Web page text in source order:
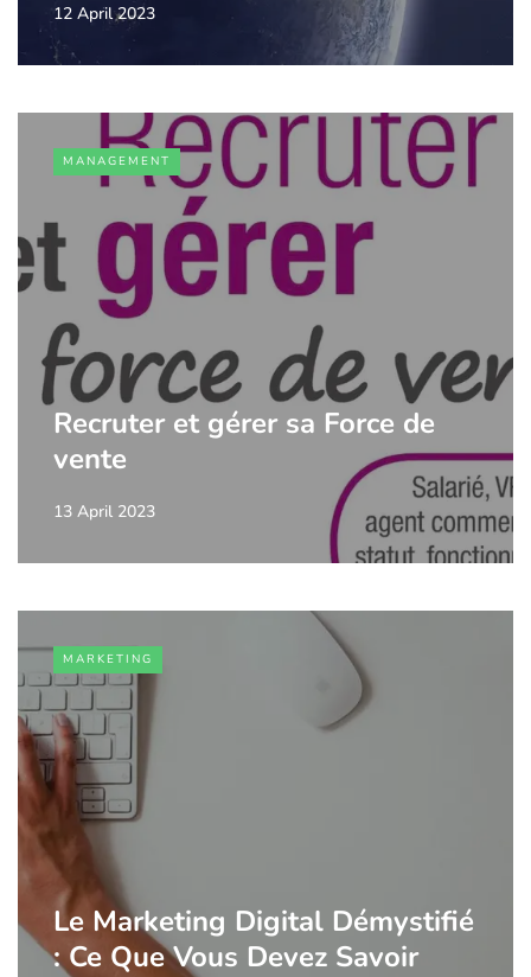
12 April 2023
MANAGEMENT
Recruter et gérer sa Force de
vente
13 April 2023
MARKETING
Le Marketing Digital Démystifié
: Ce Que Vous Devez Savoir